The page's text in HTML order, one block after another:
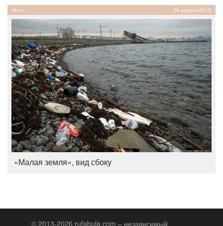
Фото 26 апреля 2015
«Малая земля», вид сбоку
© 2013-2026 rufabula.com – независимый